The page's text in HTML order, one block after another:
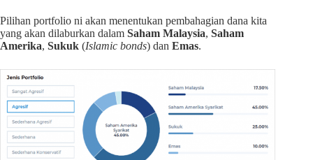
Pilihan portfolio ni akan menentukan pembahagian dana kita
yang akan dilaburkan dalam Saham Malaysia, Saham
Amerika, Sukuk (Islamic bonds) dan Emas.